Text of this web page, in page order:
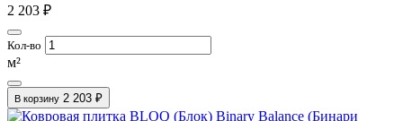
2 203 ₽
Кол-во
м²
В корзину 2 203 ₽